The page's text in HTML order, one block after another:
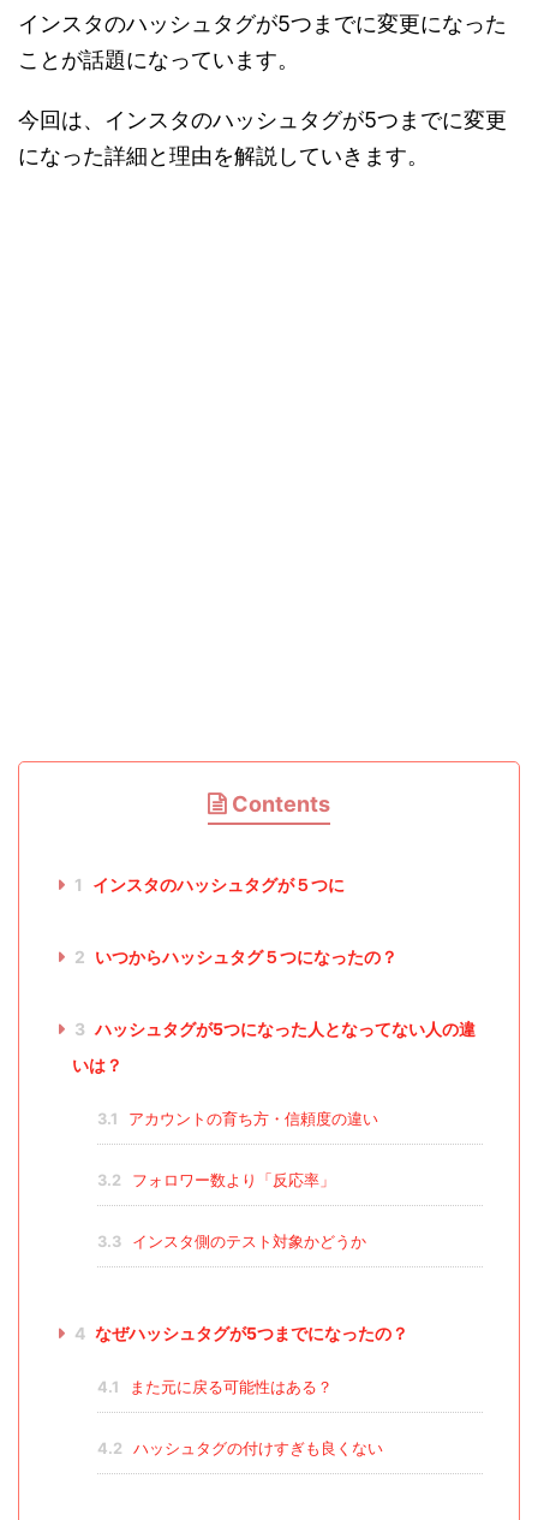
インスタのハッシュタグが5つまでに変更になった
ことが話題になっています。
今回は、インスタのハッシュタグが5つまでに変更
になった詳細と理由を解説していきます。
Contents
1 インスタのハッシュタグが５つに
2 いつからハッシュタグ５つになったの？
3 ハッシュタグが5つになった人となってない人の違
いは？
3.1 アカウントの育ち方・信頼度の違い
3.2 フォロワー数より「反応率」
3.3 インスタ側のテスト対象かどうか
4 なぜハッシュタグが5つまでになったの？
4.1 また元に戻る可能性はある？
4.2 ハッシュタグの付けすぎも良くない